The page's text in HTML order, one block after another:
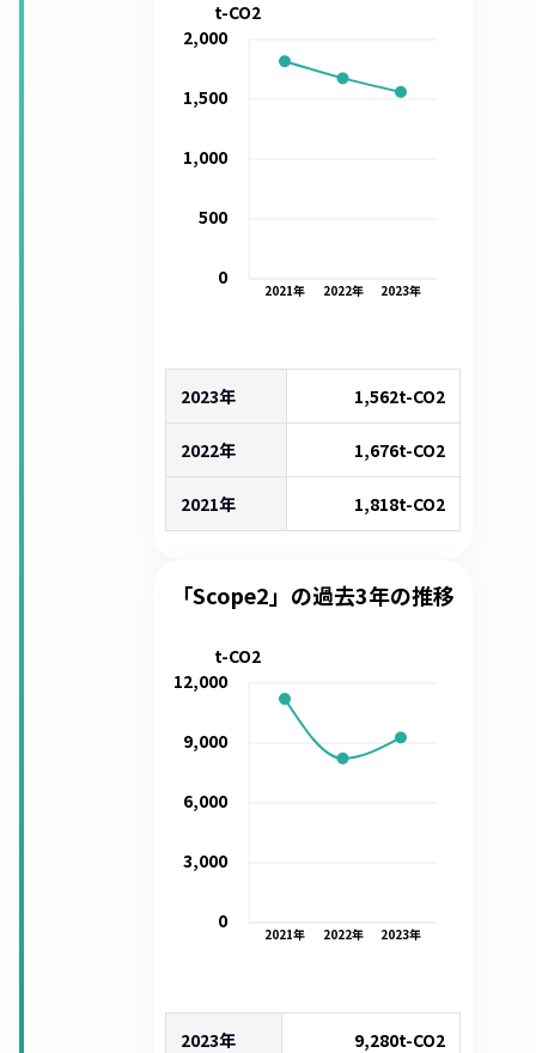
2021年 2022年 2023年
0
500
1,000
1,500
2,000
t-CO2
2023年 1,562t-CO2
2022年 1,676t-CO2
2021年 1,818t-CO2
「Scope2」の過去3年の推移
2021年 2022年 2023年
0
3,000
6,000
9,000
12,000
t-CO2
2023年 9,280t-CO2